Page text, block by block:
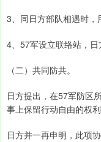
3、同日方部队相遇时，
4、57军设立联络站，日
（二）共同防共。
日方提出，在57军防区
事上保留行动自由的权
日方并一再申明，此项